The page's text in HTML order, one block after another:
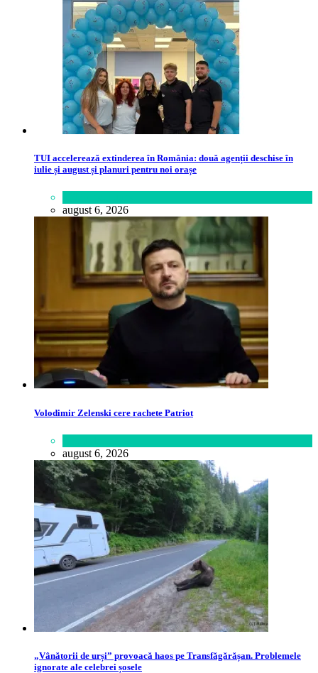
TUI accelerează extinderea în România: două agenții deschise în
iulie și august și planuri pentru noi orașe
august 6, 2026
Volodimir Zelenski cere rachete Patriot
august 6, 2026
„Vânătorii de urși” provoacă haos pe Transfăgărășan. Problemele
ignorate ale celebrei șosele